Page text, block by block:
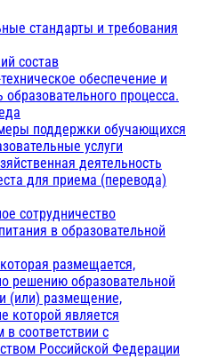
стандарты и требования
состав
обеспечение и
процесса.
поддержки обучающихся
услуги
деятельность
для приема (перевода)
сотрудничество
в образовательной
размещается,
решению образовательной
(или) размещение,
которой является
соответствии с
Российской Федерации